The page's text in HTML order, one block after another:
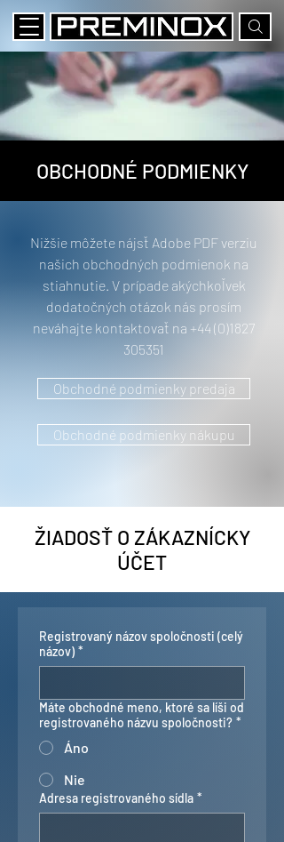
OBCHODNÉ PODMIENKY
Nižšie môžete nájsť Adobe PDF verziu
našich obchodných podmienok na
stiahnutie. V prípade akýchkoľvek
dodatočných otázok nás prosím
neváhajte kontaktovať na +44 (0)1827
305351
Obchodné podmienky predaja
Obchodné podmienky nákupu
ŽIADOSŤ O ZÁKAZNÍCKY
ÚČET
Registrovaný názov spoločnosti (celý
názov) *
Máte obchodné meno, ktoré sa líši od
registrovaného názvu spoločnosti? *
Áno
Nie
Adresa registrovaného sídla *